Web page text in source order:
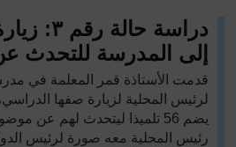
دراسة حالة رقم ٣:
إلى المدرسة للتحدث
قدمت الأستاذة قمر المعلمة في
لرئيس المحلية لزيارة صفها
يضم 56 تلميذا ليتحدث لهم عن
رئيس المحلية معه صورة لرئيس